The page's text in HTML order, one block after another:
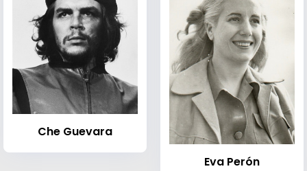
Che Guevara
Eva Perón